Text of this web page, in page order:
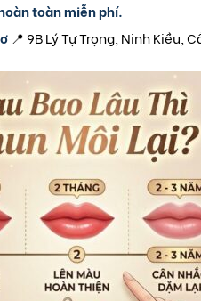
toàn miễn phí.
📍 9B Lý Tự Trọng, Ninh Kiều,